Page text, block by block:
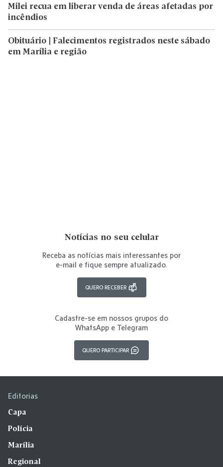
Milei recua em liberar venda de áreas afetadas por
incêndios
Obituário | Falecimentos registrados neste sábado
em Marília e região
Notícias no seu celular
Receba as notícias mais interessantes por
e-mail e fique sempre atualizado.
QUERO RECEBER
Cadastre-se em nossos grupos do
WhatsApp e Telegram
QUERO PARTICIPAR
Editorias
Capa
Polícia
Marília
Regional